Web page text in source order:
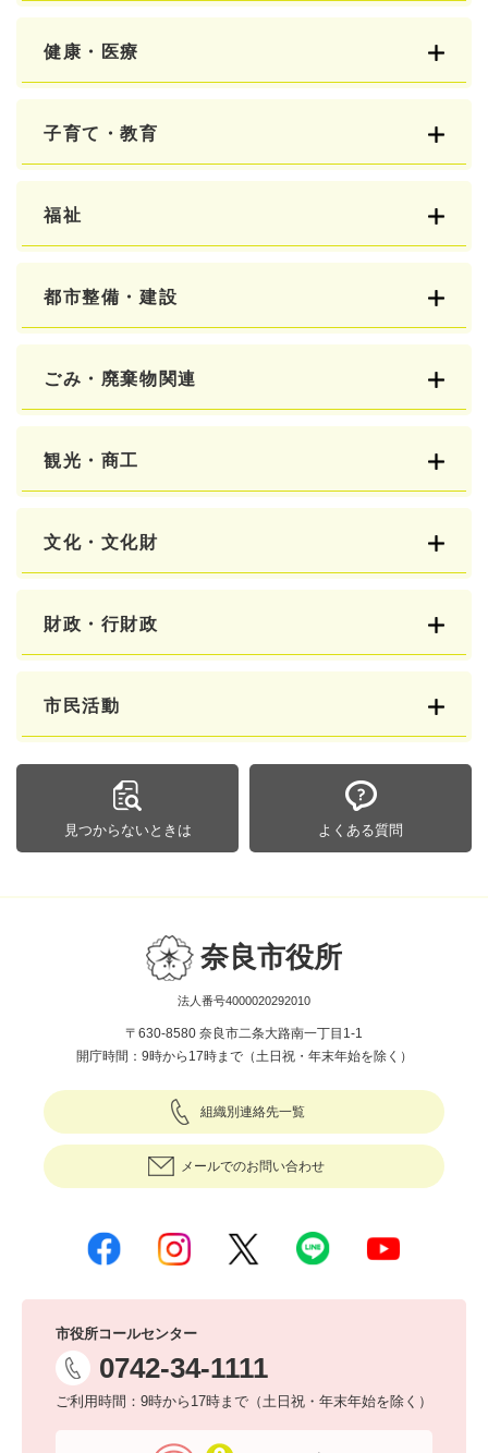
健康・医療
子育て・教育
福祉
都市整備・建設
ごみ・廃棄物関連
観光・商工
文化・文化財
財政・行財政
市民活動
見つからないときは よくある質問
奈良市役所
法人番号4000020292010
〒630-8580 奈良市二条大路南一丁目1-1
開庁時間：9時から17時まで（土日祝・年末年始を除く）
組織別連絡先一覧
メールでのお問い合わせ
市役所コールセンター
0742-34-1111
ご利用時間：9時から17時まで（土日祝・年末年始を除く）